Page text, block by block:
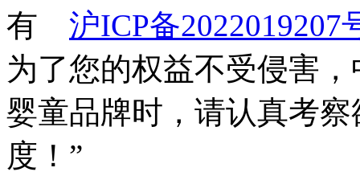
有 沪ICP备2022019207
为了您的权益不受侵害
婴童品牌时，请认真考
度！”